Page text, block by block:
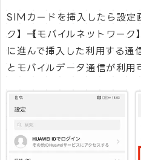
SIMカードを挿入したら設定
ク】→【モバイルネットワーク
に進んで挿入した利用する通
とモバイルデータ通信が利用